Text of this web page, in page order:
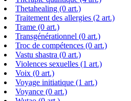
Thetahealing (0 art.)
Traitement des allergies (2 art.)
Trame (0 art.)
Transgénérationnel (0 art.)
Troc de compétences (0 art.)
Vastu shastra (0 art.)
Violences sexuelles (1 art.)
Voix (0 art.)
Voyage initiatique (1 art.)
Voyance (0 art.)